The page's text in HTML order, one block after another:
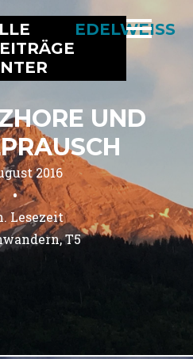
EDELWEISS
UND
2016
•
Lesezeit
T5